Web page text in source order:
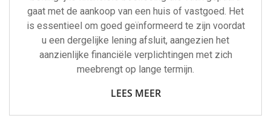
gaat met de aankoop van een huis of vastgoed. Het
is essentieel om goed geïnformeerd te zijn voordat
u een dergelijke lening afsluit, aangezien het
aanzienlijke financiële verplichtingen met zich
meebrengt op lange termijn.
LEES MEER